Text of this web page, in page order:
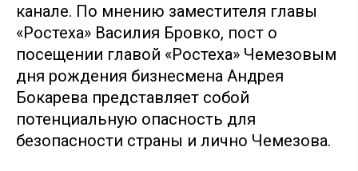
канале. По мнению заместителя главы
«Ростеха» Василия Бровко, пост о
посещении главой «Ростеха» Чемезовым
дня рождения бизнесмена Андрея
Бокарева представляет собой
потенциальную опасность для
безопасности страны и лично Чемезова.